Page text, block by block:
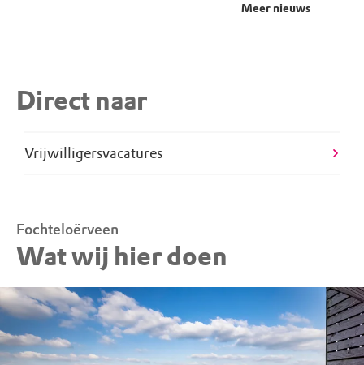
Meer nieuws
Direct naar
Vrijwilligersvacatures
Fochteloërveen
Wat wij hier doen